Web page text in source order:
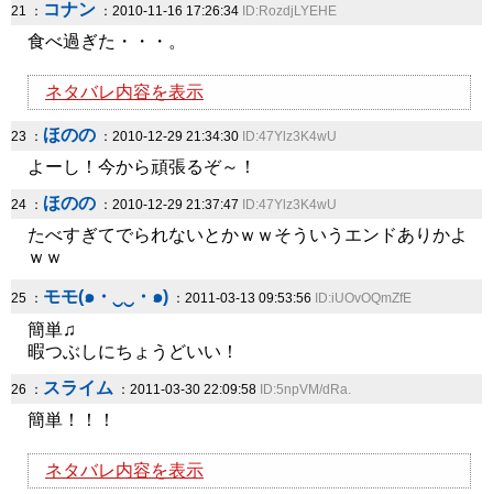
21 ： コナン ：2010-11-16 17:26:34 ID:RozdjLYEHE
食べ過ぎた・・・。
ネタバレ内容を表示
23 ： ほのの ：2010-12-29 21:34:30 ID:47Ylz3K4wU
よーし！今から頑張るぞ～！
24 ： ほのの ：2010-12-29 21:37:47 ID:47Ylz3K4wU
たべすぎてでられないとかｗｗそういうエンドありかよ
ｗｗ
25 ： モモ(๑・‿‿・๑) ：2011-03-13 09:53:56 ID:iUOvOQmZfE
簡単♫
暇つぶしにちょうどいい！
26 ： スライム ：2011-03-30 22:09:58 ID:5npVM/dRa.
簡単！！！
ネタバレ内容を表示